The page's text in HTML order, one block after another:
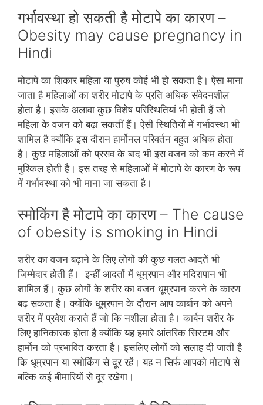
गर्भावस्‍था हो सकती है मोटापे का कारण –
Obesity may cause pregnancy in
Hindi
मोटापे का शिकार महिला या पुरुष कोई भी हो सकता है। ऐसा माना
जाता है महिलाओं का शरीर मोटापे के प्रति अधिक संवेदनशील
होता है। इसके अलावा कुछ विशेष परिस्थितियां भी होती हैं जो
महिला के वजन को बढ़ा सकतीं हैं। ऐसी स्थितियों में गर्भावस्‍था भी
शामिल है क्‍योंकि इस दौरान हार्मोनल परिवर्तन बहुत अधिक होता
है। कुछ महिलाओं को प्रसव के बाद भी इस वजन को कम करने में
मुश्किल होती है। इस तरह से महिलाओं में मोटापे के कारण के रूप
में गर्भावस्‍था को भी माना जा सकता है।
स्मोकिंग है मोटापे का कारण – The cause
of obesity is smoking in Hindi
शरीर का वजन बढ़ाने के लिए लोगों की कुछ गलत आदतें भी
जिम्‍मेदार होती हैं। इन्‍हीं आदतों में धूम्रपान और मदिरापान भी
शामिल हैं। कुछ लोगों के शरीर का वजन धूम्रपान करने के कारण
बढ़ सकता है। क्‍योंकि धूम्रपान के दौरान आप कार्बान को अपने
शरीर में प्रवेश कराते हैं जो कि नशीला होता है। कार्बन शरीर के
लिए हानिकारक होता है क्‍योंकि यह हमारे आंतरिक सिस्‍टम और
हार्मोन को प्रभावित करता है। इसलिए लोगों को सलाह दी जाती है
कि धूम्रपान या स्‍मोकिंग से दूर रहें। यह न सिर्फ आपको मोटापे से
बल्कि कई बीमारियों से दूर रखेगा।